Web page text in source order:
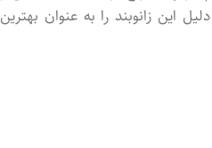
این زانوبند را به عنوان بهترین